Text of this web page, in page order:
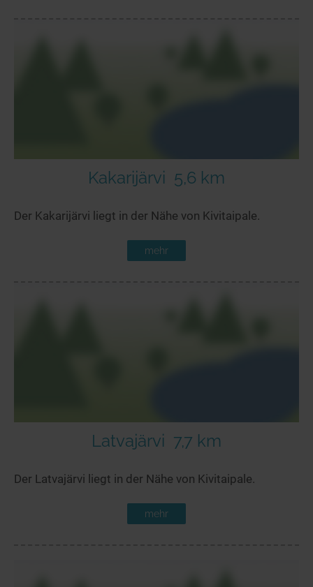
Kakarijärvi 5,6 km
Der Kakarijärvi liegt in der Nähe von Kivitaipale.
mehr
Latvajärvi 7,7 km
Der Latvajärvi liegt in der Nähe von Kivitaipale.
mehr